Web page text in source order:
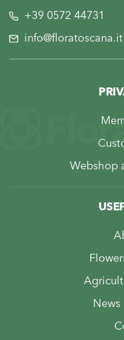
+39 0572 44731
info@floratoscana.it
Webshop